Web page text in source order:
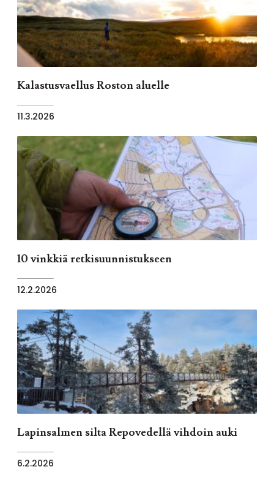
Kalastusvaellus Roston aluelle
11.3.2026
10 vinkkiä retkisuunnistukseen
12.2.2026
Lapinsalmen silta Repovedellä vihdoin auki
6.2.2026